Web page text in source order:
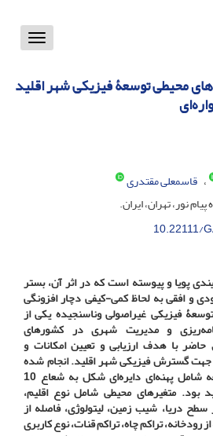
Toggle
محیطی توسعۀ فیزیکی شهر اقلید
قاسمعلی مقتدری
نور، تهران، ایران.
10.22111/
پویا و پیوسته است که در اثر آن، بستر
و افقی به لحاظ کمی-کیفی دچار افزونگی
فیزیکی غیراصولی وناسنجیده یکی از
و مدیریت شهری در کشورهای
حاضر با هدف ارزیابی و تعیین امکانات و
گسترش فیزیکی شهر اقلید. انجام شده
است. محدوده مورد مطالعه شامل پهنه‌ای دایره‌ای شکل به شعاع 10
بود. متغیرهای محیطی شامل نوع اقلیم،
سطح دریا، شیب زمین، لیتولوژی، فاصله از
رودخانه، تراکم چاه، تراکم قنات، نوع کاربری